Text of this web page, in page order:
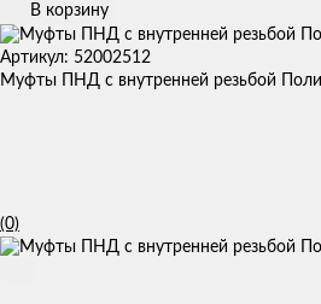
В корзину
Артикул: 52002512
Муфты ПНД с внутренней резьбой
(0)